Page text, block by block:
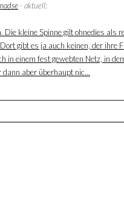
- aktuell:
kleine Spinne gilt ohnedies als
gibt es ja auch keinen, der ihre
einem fest gewebten Netz, in
aber überhaupt nic...